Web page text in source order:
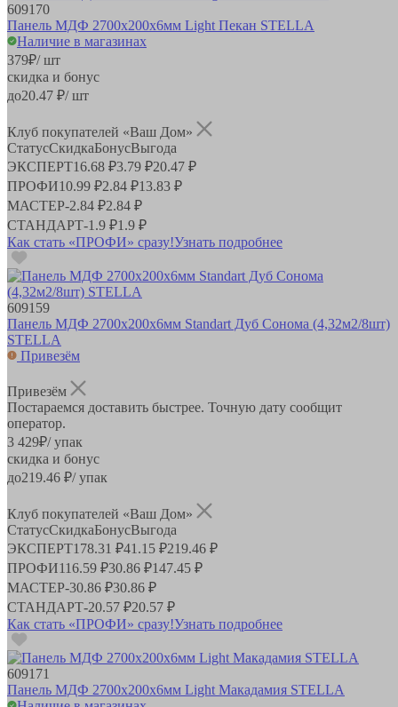
609170
Панель МДФ 2700х200х6мм Light Пекан STELLA
Наличие в магазинах
379₽/ шт
скидка и бонус
до20.47 ₽/ шт
Клуб покупателей «Ваш Дом»
СтатусСкидкаБонусВыгода
ЭКСПЕРТ16.68 ₽3.79 ₽20.47 ₽
ПРОФИ10.99 ₽2.84 ₽13.83 ₽
МАСТЕР-2.84 ₽2.84 ₽
СТАНДАРТ-1.9 ₽1.9 ₽
Как стать «ПРОФИ» сразу!Узнать подробнее
609159
Панель МДФ 2700х200х6мм Standart Дуб Сонома (4,32м2/8шт)
STELLA
Привезём
Привезём
Постараемся доставить быстрее. Точную дату сообщит
оператор.
3 429₽/ упак
скидка и бонус
до219.46 ₽/ упак
Клуб покупателей «Ваш Дом»
СтатусСкидкаБонусВыгода
ЭКСПЕРТ178.31 ₽41.15 ₽219.46 ₽
ПРОФИ116.59 ₽30.86 ₽147.45 ₽
МАСТЕР-30.86 ₽30.86 ₽
СТАНДАРТ-20.57 ₽20.57 ₽
Как стать «ПРОФИ» сразу!Узнать подробнее
609171
Панель МДФ 2700х200х6мм Light Макадамия STELLA